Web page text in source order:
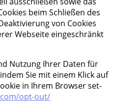
beim Schlie­ßen des
von Coo­kies
Web­sei­te ein­ge­schränkt
Nut­zung Ihrer Daten für
Sie mit einem Klick auf
in Ihrem Brow­ser set­
opt-out/